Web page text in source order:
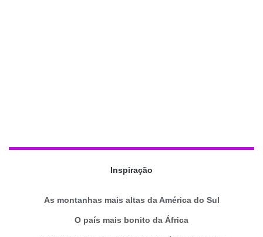
Inspiração
As montanhas mais altas da América do Sul
O país mais bonito da África